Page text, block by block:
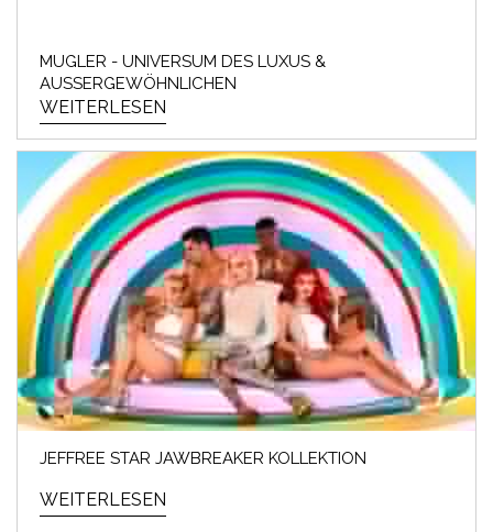
MUGLER - UNIVERSUM DES LUXUS &
AUSSERGEWÖHNLICHEN
WEITERLESEN
JEFFREE STAR JAWBREAKER KOLLEKTION
WEITERLESEN